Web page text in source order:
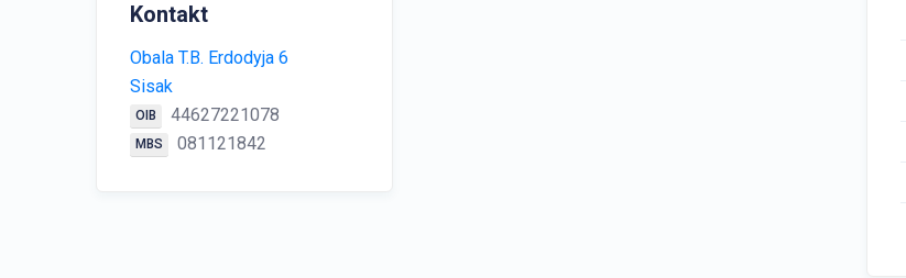
Kontakt
Obala T.B. Erdodyja 6
Sisak
OIB 44627221078
MBS 081121842